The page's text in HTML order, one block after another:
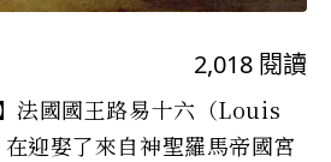
2,018 閱讀
法國國王路易十六（Louis
迎娶了來自神聖羅馬帝國宮